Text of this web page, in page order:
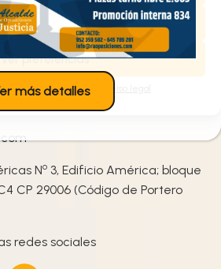
Denegar
Ver preferencias
Política de privacidad
con nosotros
789 281
No 3, Edificio América; bloque
CP 29006 (Código de Portero
redes sociales
más detalles